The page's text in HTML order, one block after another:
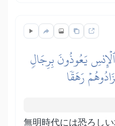
يَعُوذُونَ بِرِجَالٖ
رَهَقٗا
無明時代には恐ろし